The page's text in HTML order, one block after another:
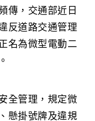
傳，交通部近日
反道路交通管理
名為微型電動二
全管理，規定微
懸掛號牌及違規